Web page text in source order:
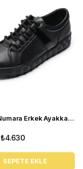
Büyük Numara Erkek Ayakkabı GOM6166 Siyah
₺4.630
SEPETE EKLE